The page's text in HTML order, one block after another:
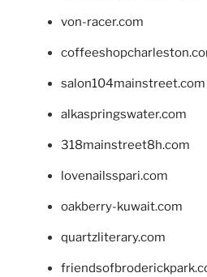
von-racer.com
salon104mainstreet.com
alkaspringswater.com
318mainstreet8h.com
lovenailsspari.com
oakberry-kuwait.com
quartzliterary.com